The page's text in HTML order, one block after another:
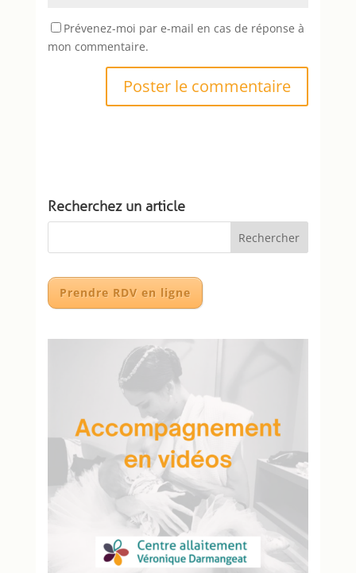
Prévenez-moi par e-mail en cas de réponse à
mon commentaire.
Recherchez un article
Prendre RDV en ligne